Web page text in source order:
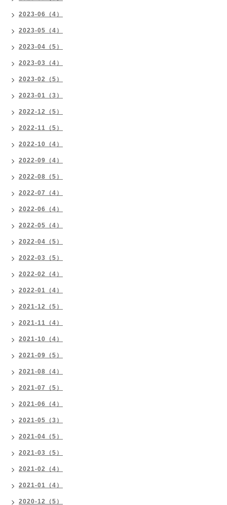
2023-06（4）
2023-05（4）
2023-04（5）
2023-03（4）
2023-02（5）
2023-01（3）
2022-12（5）
2022-11（5）
2022-10（4）
2022-09（4）
2022-08（5）
2022-07（4）
2022-06（4）
2022-05（4）
2022-04（5）
2022-03（5）
2022-02（4）
2022-01（4）
2021-12（5）
2021-11（4）
2021-10（4）
2021-09（5）
2021-08（4）
2021-07（5）
2021-06（4）
2021-05（3）
2021-04（5）
2021-03（5）
2021-02（4）
2021-01（4）
2020-12（5）